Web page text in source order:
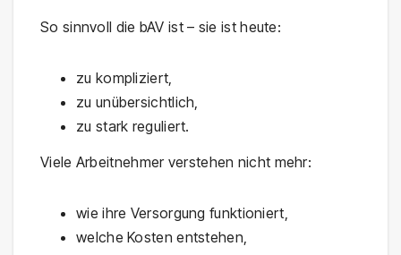
So sinnvoll die bAV ist – sie ist heute:
zu kompliziert,
zu unübersichtlich,
zu stark reguliert.
Viele Arbeitnehmer verstehen nicht mehr:
wie ihre Versorgung funktioniert,
welche Kosten entstehen,